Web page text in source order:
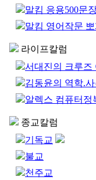
말킴 응용500문
말킴 영어작문 뽀
라이프칼럼
서대진의 크루즈
김동윤의 역학.
알렉스 컴퓨터정
종교칼럼
기독교
불교
천주교